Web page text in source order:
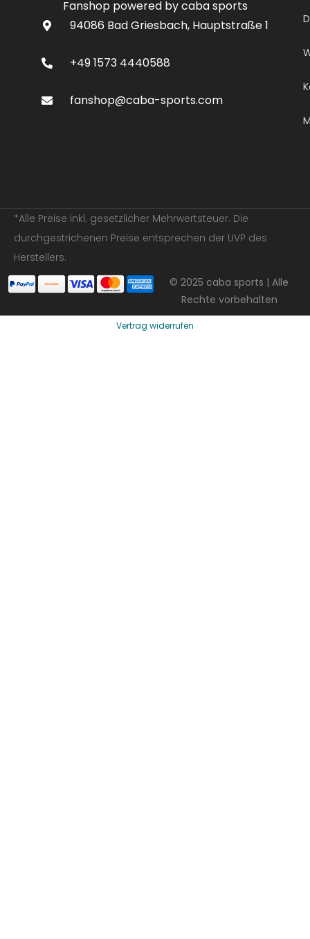
Fanshop powered by caba sports
94086 Bad Griesbach, Hauptstraße 1
+49 1573 4440588
fanshop@caba-sports.com
*Alle Preise inkl. gesetzlicher Mehrwertsteuer. Die
durchgestrichenen Preise entsprechen der UVP des
Herstellers.
© 2025 caba sports | Alle
Rechte vorbehalten
Vertrag widerrufen